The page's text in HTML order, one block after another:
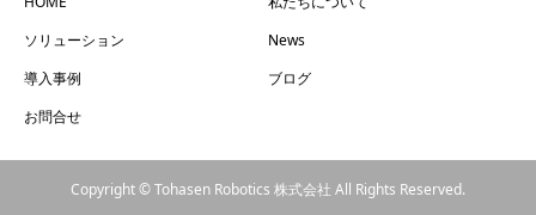
ソリューション
News
導入事例
ブログ
お問合せ
Copyright © Tohasen Robotics 株式会社 All Rights Reserved.